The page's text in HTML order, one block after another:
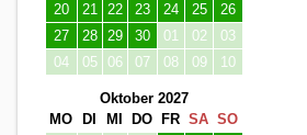
20
21 22 23 24 25
26
27
28 29 30 01 02
03
04
05 06 07 08 09 10
Oktober 2027
MO
DI MI DO FR SA SO